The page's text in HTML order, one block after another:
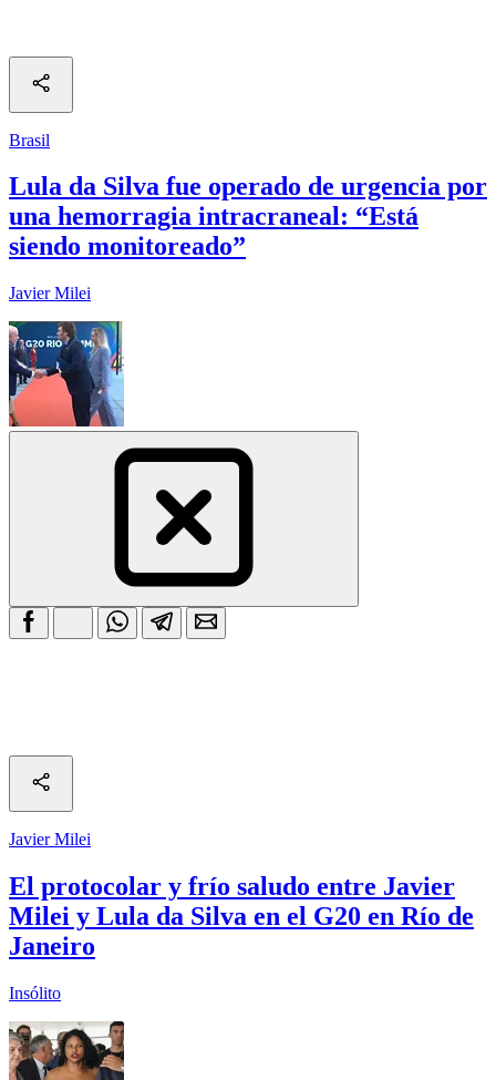
Brasil
Lula da Silva fue operado de urgencia por
una hemorragia intracraneal: “Está
siendo monitoreado”
Javier Milei
Javier Milei
El protocolar y frío saludo entre Javier
Milei y Lula da Silva en el G20 en Río de
Janeiro
Insólito